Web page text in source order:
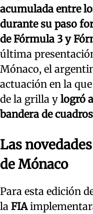
acumulada entre
durante su paso
de Fórmula 3 y
última
Mónaco, el
actuación en la
de la grilla y logró
bandera de
Las
de Mónaco
Para esta edición
la FIA